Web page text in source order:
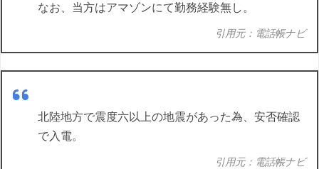
なお、当方はアマゾンにて勤務経験無し。
引用元：電話帳ナビ
北陸地方で震度六以上の地震があった為、安否確認
で入電。
引用元：電話帳ナビ